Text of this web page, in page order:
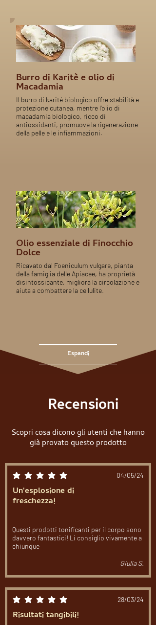
Burro di Karitè e olio di
Macadamia
Il burro di karité biologico offre stabilità e
protezione cutanea, mentre l'olio di
macadamia biologico, ricco di
antiossidanti, promuove la rigenerazione
della pelle e le infiammazioni.
Olio essenziale di Finocchio
Dolce
Ricavato dal Foeniculum vulgare, pianta
della famiglia delle Apiacee, ha proprietà
disintossicante, migliora la circolazione e
aiuta a combattere la cellulite.
Espandi
Recensioni
Scopri cosa dicono gli utenti che hanno
già provato questo prodotto
la valutazione media è 5 su 5 04/05/24
Un'esplosione di
freschezza!
Questi prodotti tonificanti per il corpo sono
davvero fantastici! Li consiglio vivamente a
chiunque
Giulia S.
la valutazione media è 5 su 5 28/03/24
Risultati tangibili!